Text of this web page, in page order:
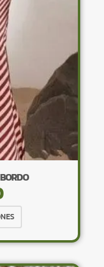
producto
producto
tiene